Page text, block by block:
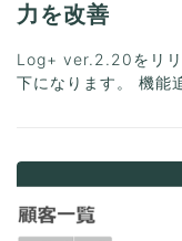
力を改善
Log+ ver.2.20をリリ
下になります。 機能